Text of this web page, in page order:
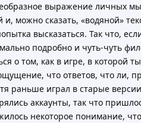
выражение личных
можно сказать, «водяной»
высказаться. Так что,
подробно и чуть-чуть
том, как в игре, в которой
что ответов, что ли,
раньше играл в старые
аккаунты, так что
некоторое понимание,